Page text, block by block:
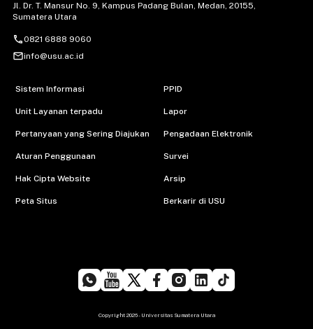
Jl. Dr. T. Mansur No. 9, Kampus Padang Bulan, Medan, 20155,
Sumatera Utara
call0821 6888 9060
mail_outlineinfo@usu.ac.id
Sistem Informasi
Unit Layanan terpadu
Pertanyaan yang Sering Diajukan
Aturan Penggunaan
Hak Cipta Website
Peta Situs
PPID
Lapor
Pengadaan Elektronik
Survei
Arsip
Berkarir di USU
Copyright 2026 - Universitas Sumatera Utara